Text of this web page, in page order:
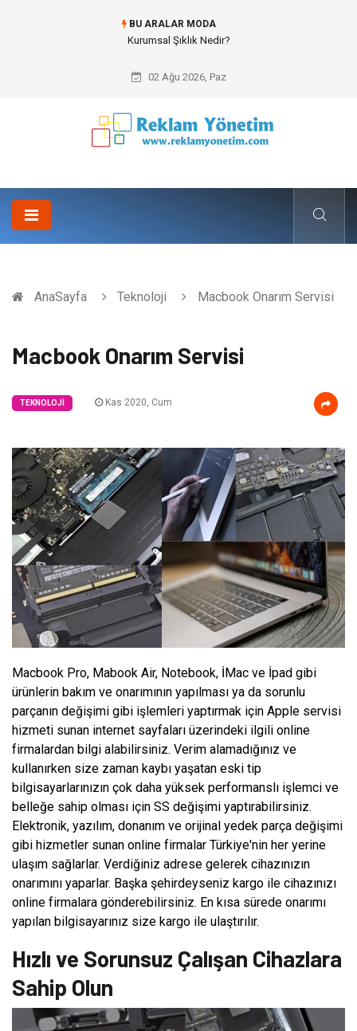
BU ARALAR MODA
Bitumen storage tank (Bitüm depolama tankı) ile Endüstriyel Tesislerde
02 Ağu 2026, Paz
AnaSayfa Teknoloji Macbook Onarım Servisi
Macbook Onarım Servisi
TEKNOLOJI Kas 2020, Cum
Macbook Pro, Mabook Air, Notebook, İMac ve İpad gibi
ürünlerin bakım ve onarımının yapılması ya da sorunlu
parçanın değişimi gibi işlemleri yaptırmak için Apple servisi
hizmeti sunan internet sayfaları üzerindeki ilgili online
firmalardan bilgi alabilirsiniz. Verim alamadığınız ve
kullanırken size zaman kaybı yaşatan eski tip
bilgisayarlarınızın çok daha yüksek performanslı işlemci ve
belleğe sahip olması için SS değişimi yaptırabilirsiniz.
Elektronik, yazılım, donanım ve orijinal yedek parça değişimi
gibi hizmetler sunan online firmalar Türkiye'nin her yerine
ulaşım sağlarlar. Verdiğiniz adrese gelerek cihazınızın
onarımını yaparlar. Başka şehirdeyseniz kargo ile cihazınızı
online firmalara gönderebilirsiniz. En kısa sürede onarımı
yapılan bilgisayarınız size kargo ile ulaştırılır.
Hızlı ve Sorunsuz Çalışan Cihazlara
Sahip Olun